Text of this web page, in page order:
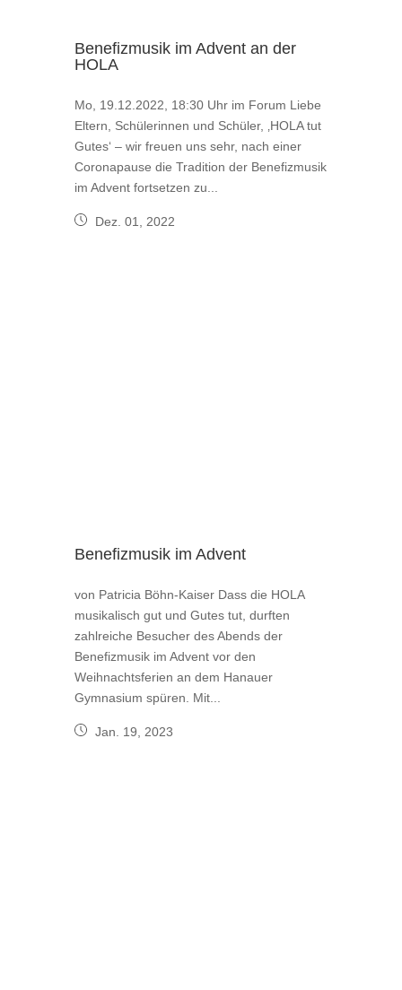
Benefizmusik im Advent an der
HOLA
Mo, 19.12.2022, 18:30 Uhr im Forum Liebe
Eltern, Schülerinnen und Schüler, ‚HOLA tut
Gutes‘ – wir freuen uns sehr, nach einer
Coronapause die Tradition der Benefizmusik
im Advent fortsetzen zu...
Dez. 01, 2022
Benefizmusik im Advent
von Patricia Böhn-Kaiser Dass die HOLA
musikalisch gut und Gutes tut, durften
zahlreiche Besucher des Abends der
Benefizmusik im Advent vor den
Weihnachtsferien an dem Hanauer
Gymnasium spüren. Mit...
Jan. 19, 2023